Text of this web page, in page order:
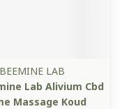
LAB
Lab Alivium Cbd
Massage Koud